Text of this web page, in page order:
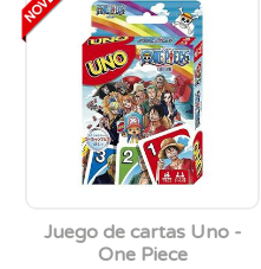
Juego de cartas Uno -
One Piece